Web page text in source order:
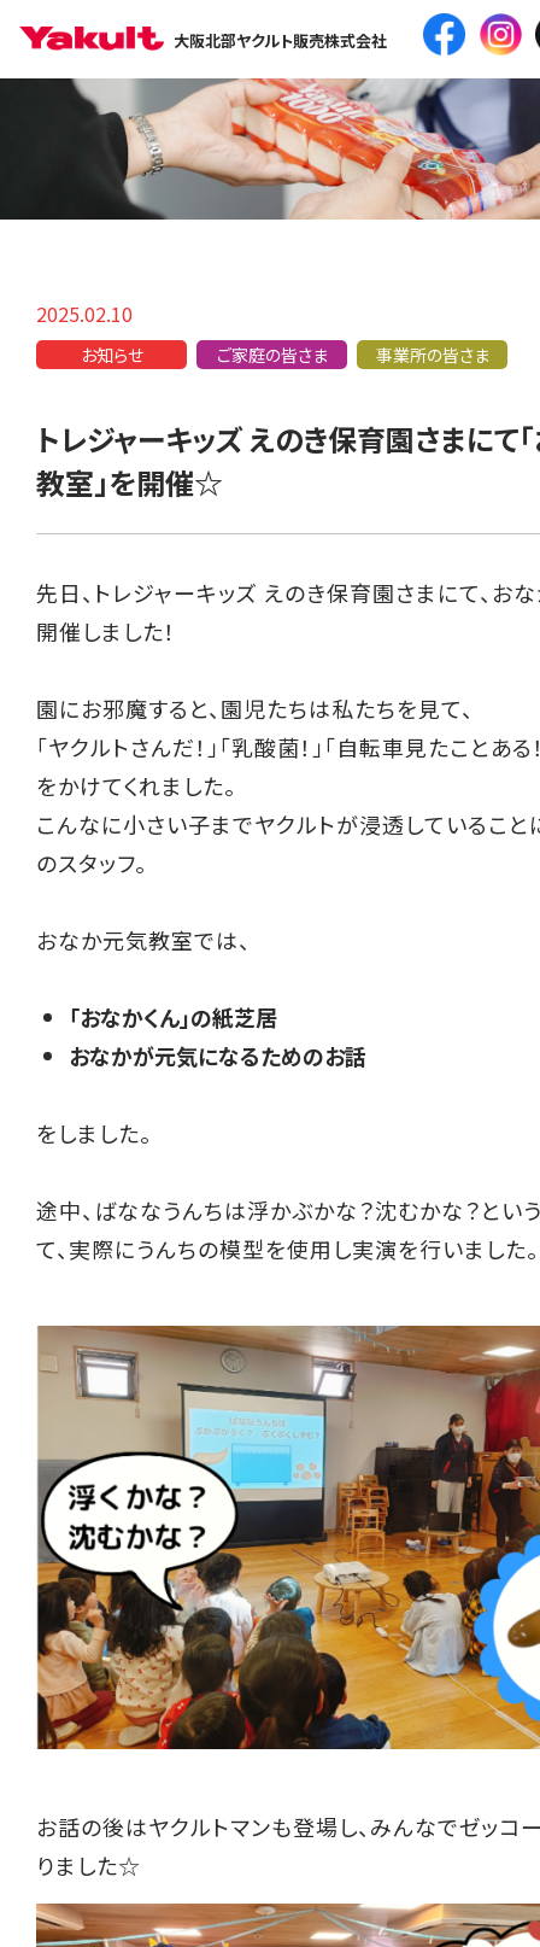
大阪北部ヤクルト販売株式会社
2025.02.10
お知らせ ご家庭の皆さま 事業所の皆さま
トレジャーキッズ えのき保育園さまにて
教室」を開催☆
先日、トレジャーキッズ えのき保育園さまにて、お
開催しました！
園にお邪魔すると、園児たちは私たちを見て、
「ヤクルトさんだ！」「乳酸菌！」「自転車見たことあ
をかけてくれました。
こんなに小さい子までヤクルトが浸透していること
のスタッフ。
おなか元気教室では、
「おなかくん」の紙芝居
おなかが元気になるためのお話
をしました。
途中、ばななうんちは浮かぶかな？沈むかな？とい
て、実際にうんちの模型を使用し実演を行いました。
お話の後はヤクルトマンも登場し、みんなでゼッコ
りました☆